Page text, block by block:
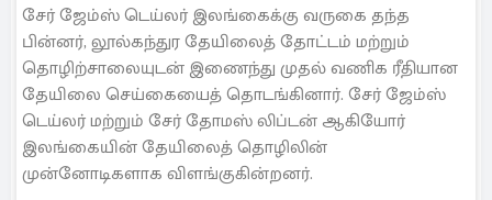
சேர் ஜேம்ஸ் டெய்லர் இலங்கைக்கு வருகை தந்த
பின்னர், லூல்கந்துர தேயிலைத் தோட்டம் மற்றும்
தொழிற்சாலையுடன் இணைந்து முதல் வணிக ரீதியான
தேயிலை செய்கையைத் தொடங்கினார். சேர் ஜேம்ஸ்
டெய்லர் மற்றும் சேர் தோமஸ் லிப்டன் ஆகியோர்
இலங்கையின் தேயிலைத் தொழிலின்
முன்னோடிகளாக விளங்குகின்றனர்.